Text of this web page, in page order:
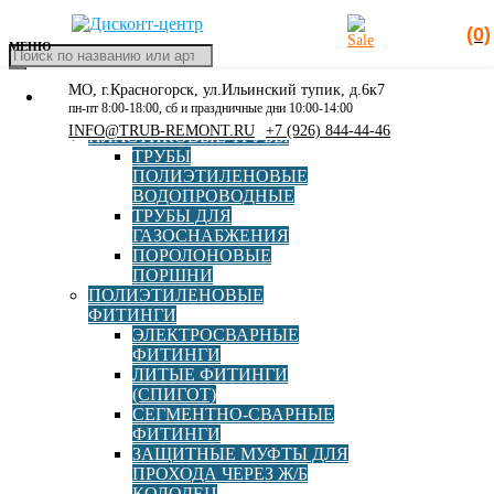
(0)
Поиск
товаров
МЕНЮ
КАТАЛОГ
РАСПРОДАЖА
ПЛАСТИКОВЫЕ ТРУБЫ
ТРУБЫ
ПОЛИЭТИЛЕНОВЫЕ
ВОДОПРОВОДНЫЕ
ТРУБЫ ДЛЯ
ГАЗОСНАБЖЕНИЯ
ПОРОЛОНОВЫЕ
ПОРШНИ
ПОЛИЭТИЛЕНОВЫЕ
ФИТИНГИ
ЭЛЕКТРОСВАРНЫЕ
ФИТИНГИ
ЛИТЫЕ ФИТИНГИ
(СПИГОТ)
СЕГМЕНТНО-СВАРНЫЕ
ФИТИНГИ
ЗАЩИТНЫЕ МУФТЫ ДЛЯ
ПРОХОДА ЧЕРЕЗ Ж/Б
МО, г.Красногорск, ул.Ильинский тупик, д.6к7
пн-пт 8:00-18:00, сб и праздничные дни 10:00-14:00
INFO@TRUB-REMONT.RU +7 (926) 844-44-46
Главная »не более 3000
не более 3000
Nowatech
Электромуфтовый аппарат Nowatech ZEEN-2000 PLUS
c функцией протоколирование, для фитингов до Ø 400
руб В корзину